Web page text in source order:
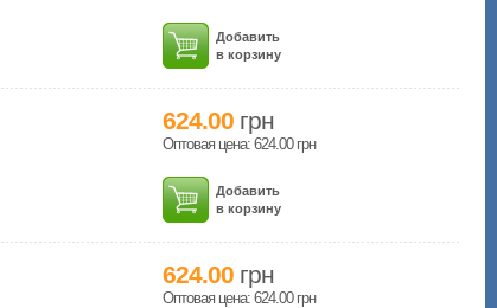
Добавить
в корзину
624.00 грн
Оптовая цена: 624.00 грн
Добавить
в корзину
624.00 грн
Оптовая цена: 624.00 грн